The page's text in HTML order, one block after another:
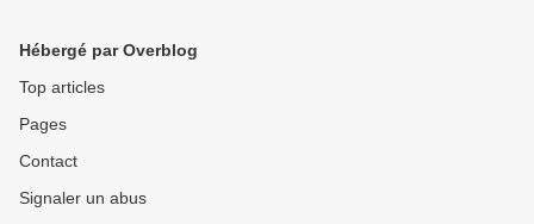
Hébergé par Overblog
Top articles
Pages
Contact
Signaler un abus